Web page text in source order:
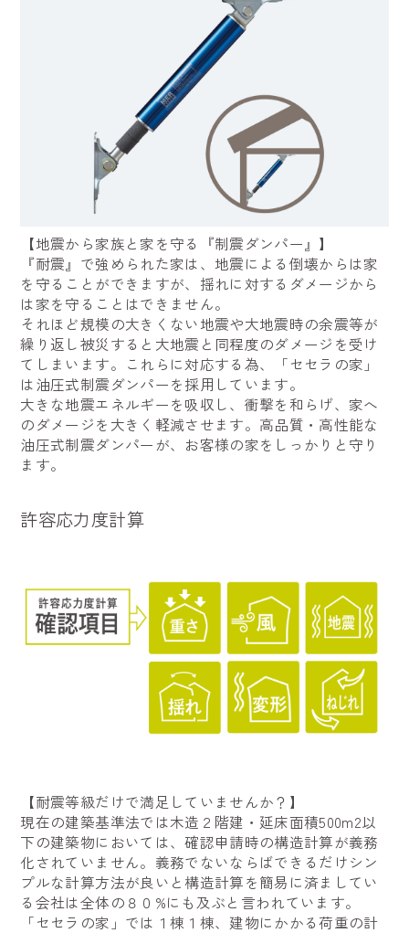
【地震から家族と家を守る『制震ダンパー』】
『耐震』で強められた家は、地震による倒壊からは家
を守ることができますが、揺れに対するダメージから
は家を守ることはできません。
それほど規模の大きくない地震や大地震時の余震等が
繰り返し被災すると大地震と同程度のダメージを受け
てしまいます。これらに対応する為、「セセラの家」
は油圧式制震ダンパーを採用しています。
大きな地震エネルギーを吸収し、衝撃を和らげ、家へ
のダメージを大きく軽減させます。高品質・高性能な
油圧式制震ダンパーが、お客様の家をしっかりと守り
ます。
許容応力度計算
【耐震等級だけで満足していませんか？】
現在の建築基準法では木造２階建・延床面積500m2以
下の建築物においては、確認申請時の構造計算が義務
化されていません。義務でないならばできるだけシン
プルな計算方法が良いと構造計算を簡易に済ましてい
る会社は全体の８０%にも及ぶと言われています。
「セセラの家」では１棟１棟、建物にかかる荷重の計